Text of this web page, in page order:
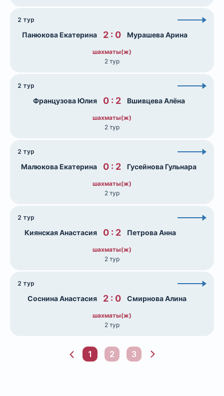
2 тур
шахматы(ж)
2 тур
Панюкова Екатерина 2 : 0 Мурашева Арина
2 тур
шахматы(ж)
2 тур
Французова Юлия 0 : 2 Вшивцева Алёна
2 тур
шахматы(ж)
2 тур
Малюкова Екатерина 0 : 2 Гусейнова Гульнара
2 тур
шахматы(ж)
2 тур
Киянская Анастасия 0 : 2 Петрова Анна
2 тур
шахматы(ж)
2 тур
Соснина Анастасия 2 : 0 Смирнова Алина
1 2 3